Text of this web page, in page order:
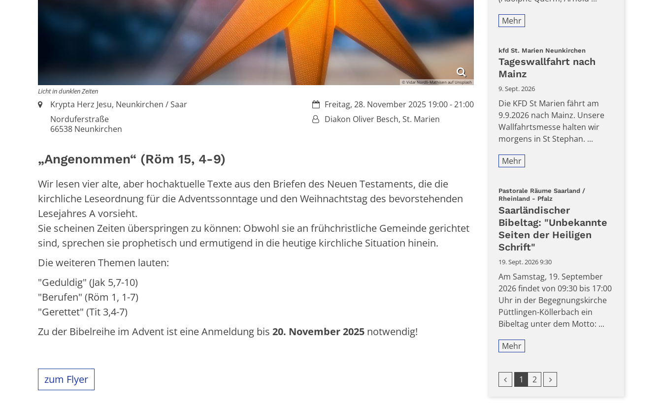
© Vidar Nordli-Mathisen auf Unsplash
Licht in dunklen Zeiten
Datum:Freitag, 28. November 2025 19:00 - 21:00
Von:Diakon Oliver Besch, St. Marien
Ort:Krypta Herz Jesu, Neunkirchen / Saar
Norduferstraße
66538 Neunkirchen
„Angenommen“ (Röm 15, 4-9)
Wir lesen vier alte, aber hochaktuelle Texte aus den Briefen des Neuen Testaments, die die
kirchliche Leseordnung für die Adventssonntage und den Weihnachtstag des bevorstehenden
Lesejahres A vorsieht.
Sie scheinen Zeiten überspringen zu können: Obwohl sie an frühchristliche Gemeinde gerichtet
sind, sprechen sie prophetisch und ermutigend in die heutige kirchliche Situation hinein.
Die weiteren Themen lauten:
"Geduldig" (Jak 5,7-10)
"Berufen" (Röm 1, 1-7)
"Gerettet" (Tit 3,4-7)
Zu der Bibelreihe im Advent ist eine Anmeldung bis 20. November 2025 notwendig!
zum Flyer
Mehr
kfd St. Marien Neunkirchen:
Tageswallfahrt nach
Mainz
9. Sept. 2026
Die KFD St Marien fährt am
9.9.2026 nach Mainz. Unsere
Wallfahrtsmesse halten wir
morgens in St Stephan. ...
Mehr
Pastorale Räume Saarland /
Rheinland - Pfalz
Saarländischer
Bibeltag: "Unbekannte
Seiten der Heiligen
Schrift"
19. Sept. 2026 9:30
Am Samstag, 19. September
2026 findet von 09:30 bis 17:00
Uhr in der Begegnungskirche
Püttlingen-Köllerbach ein
Bibeltag unter dem Motto: ...
Mehr
Vorherige Seite
1 2 Nächste Seite